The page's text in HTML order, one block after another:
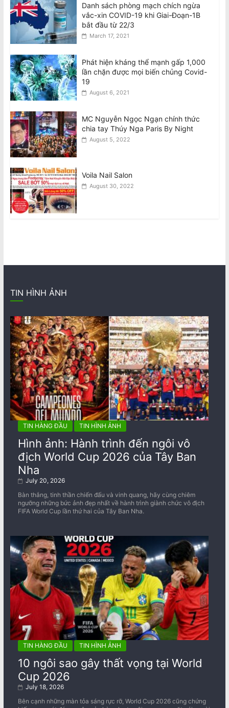
Danh sách phòng mạch chích ngừa
vắc-xin COVID-19 khi Giai-Đoạn-1B
bắt đầu từ 22/3
March 17, 2021
Phát hiện kháng thể mạnh gấp 1,000
lần chặn được mọi biến chủng Covid-
19
August 6, 2021
MC Nguyễn Ngọc Ngạn chính thức
chia tay Thúy Nga Paris By Night
August 5, 2022
Voila Nail Salon
August 30, 2022
TIN HÌNH ẢNH
TIN HÀNG ĐẦU TIN HÌNH ẢNH
Hình ảnh: Hành trình đến ngôi vô
địch World Cup 2026 của Tây Ban
Nha
July 20, 2026
Bàn thắng, tinh thần chiến đấu và vinh quang, hãy cùng chiêm
ngưỡng những bức ảnh đẹp nhất về ​​hành trình giành chức vô địch
FIFA World Cup lần thứ hai của Tây Ban Nha.
TIN HÀNG ĐẦU TIN HÌNH ẢNH
10 ngôi sao gây thất vọng tại World
Cup 2026
July 18, 2026
Bên cạnh những màn tỏa sáng rực rỡ, World Cup 2026 cũng chứng